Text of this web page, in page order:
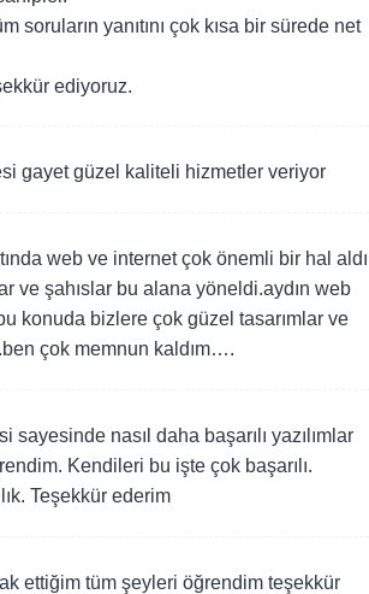
soruların yanıtını çok kısa bir sürede net
ediyoruz.
gayet güzel kaliteli hizmetler veriyor
web ve internet çok önemli bir hal aldı
ve şahıslar bu alana yöneldi.aydın web
konuda bizlere çok güzel tasarımlar ve
çok memnun kaldım….
sayesinde nasıl daha başarılı yazılımlar
Kendileri bu işte çok başarılı.
Teşekkür ederim
ettiğim tüm şeyleri öğrendim teşekkür